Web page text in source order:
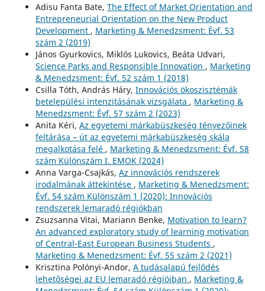
Adisu Fanta Bate, The Effect of Market Orientation and
Entrepreneurial Orientation on the New Product
Development , Marketing & Menedzsment: Évf. 53
szám 2 (2019)
János Gyurkovics, Miklós Lukovics, Beáta Udvari,
Science Parks and Responsible Innovation , Marketing
& Menedzsment: Évf. 52 szám 1 (2018)
Csilla Tóth, András Háry, Innovációs ökoszisztémák
betelepülési intenzitásának vizsgálata , Marketing &
Menedzsment: Évf. 57 szám 2 (2023)
Anita Kéri, Az egyetemi márkabüszkeség tényezőinek
feltárása – út az egyetemi márkabüszkeség skála
megalkotása felé , Marketing & Menedzsment: Évf. 58
szám Különszám I. EMOK (2024)
Anna Varga-Csajkás, Az innovációs rendszerek
irodalmának áttekintése , Marketing & Menedzsment:
Évf. 54 szám Különszám 1 (2020): Innovációs
rendszerek lemaradó régiókban
Zsuzsanna Vitai, Mariann Benke, Motivation to learn?
An advanced exploratory study of learning motivation
of Central-East European Business Students ,
Marketing & Menedzsment: Évf. 55 szám 2 (2021)
Krisztina Polónyi-Andor, A tudásalapú fejlődés
lehetőségei az EU lemaradó régióiban , Marketing &